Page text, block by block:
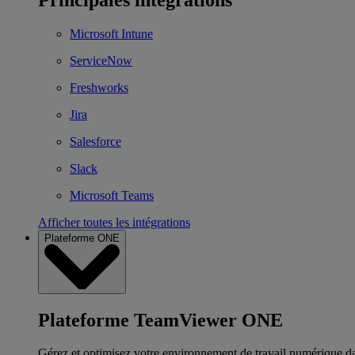
Microsoft Intune
ServiceNow
Freshworks
Jira
Salesforce
Slack
Microsoft Teams
Afficher toutes les intégrations
Plateforme ONE
Plateforme TeamViewer ONE